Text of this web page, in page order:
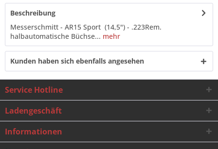
Beschreibung
Messerschmitt - AR15 Sport (14,5") - .223Rem.
halbautomatische Büchse... mehr
Kunden haben sich ebenfalls angesehen
Service Hotline
Ladengeschäft
Informationen